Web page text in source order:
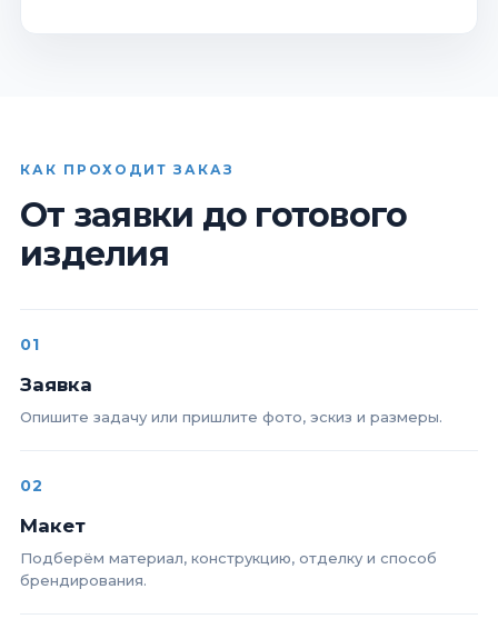
КАК ПРОХОДИТ ЗАКАЗ
От заявки до готового
изделия
01
Заявка
Опишите задачу или пришлите фото, эскиз и размеры.
02
Макет
Подберём материал, конструкцию, отделку и способ
брендирования.